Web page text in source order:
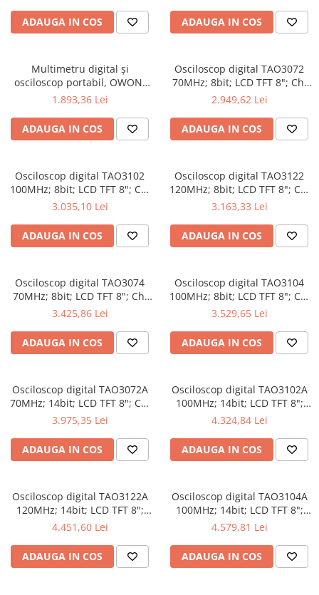
ADAUGA IN COS ADAUGA IN COS
Multimetru digital și
osciloscop portabil, OWON,
HDS2202S, 200mV-1kV,
1.893,36 Lei
ADAUGA IN COS
Osciloscop digital TAO3072
70MHz; 8bit; LCD TFT 8"; Ch:
2; 1Gsps; 40Mpts sustinand
2.949,62 Lei
ADAUGA IN COS
Osciloscop digital TAO3102
100MHz; 8bit; LCD TFT 8"; Ch:
2; 1Gsps; 40Mpts pentru a
3.035,10 Lei
ADAUGA IN COS
Osciloscop digital TAO3122
120MHz; 8bit; LCD TFT 8"; Ch:
2; 1Gsps; 40Mpts ce include
3.163,33 Lei
ADAUGA IN COS
Osciloscop digital TAO3074
70MHz; 8bit; LCD TFT 8"; Ch:
4; 1Gsps; 40Mpts compatibil
3.425,86 Lei
ADAUGA IN COS
Osciloscop digital TAO3104
100MHz; 8bit; LCD TFT 8"; Ch:
4; 1Gsps; 40Mpts inclus in
3.529,65 Lei
ADAUGA IN COS
Osciloscop digital TAO3072A
70MHz; 14bit; LCD TFT 8"; Ch:
2; 1Gsps; 40Mpts dotat cu
3.975,35 Lei
ADAUGA IN COS
Osciloscop digital TAO3102A
100MHz; 14bit; LCD TFT 8";
Ch: 2; 1Gsps; 40Mpts dotat cu
4.324,84 Lei
ADAUGA IN COS
Osciloscop digital TAO3122A
120MHz; 14bit; LCD TFT 8";
Ch: 2; 1Gsps; 40Mpts integrat
4.451,60 Lei
ADAUGA IN COS
Osciloscop digital TAO3104A
100MHz; 14bit; LCD TFT 8";
Ch: 4; 1Gsps; 40Mpts care
4.579,81 Lei
ADAUGA IN COS